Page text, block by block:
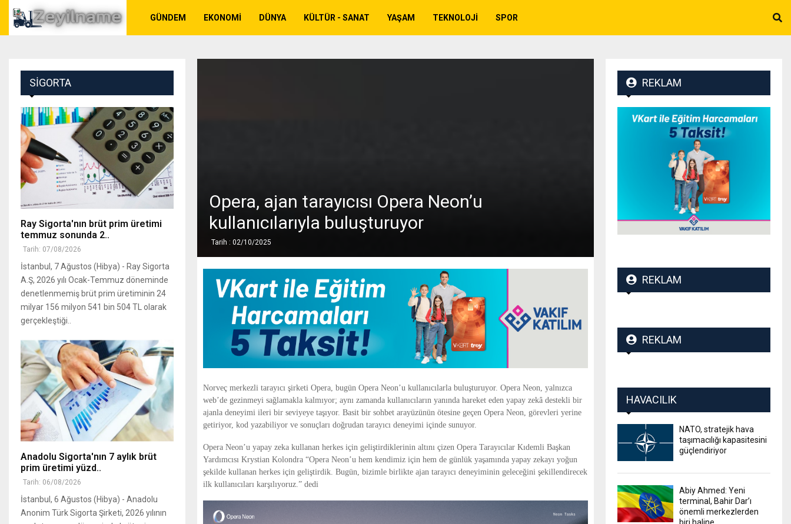
GÜNDEM EKONOMI DÜNYA KÜLTÜR - SANAT YAŞAM TEKNOLOJI SPOR
Opera, ajan tarayıcısı Opera Neon’u
kullanıcılarıyla buluşturuyor
Tarih : 02/10/2025
Norveç merkezli tarayıcı şirketi Opera, bugün Opera Neon’u kullanıcılarla buluşturuyor. Opera Neon, yalnızca
web’de gezinmeyi sağlamakla kalmıyor; aynı zamanda kullanıcıların yanında hareket eden yapay zekâ destekli bir
ajanla deneyimi ileri bir seviyeye taşıyor. Basit bir sohbet arayüzünün ötesine geçen Opera Neon, görevleri yerine
getiriyor, kod yazabiliyor ve sonuçları doğrudan tarayıcı deneyimi içinde sunuyor.
Opera Neon’u yapay zeka kullanan herkes için geliştirdiklerinin altını çizen Opera Tarayıcılar Kıdemli Başkan
Yardımcısı Krystian Kolondra “Opera Neon’u hem kendimiz için hem de günlük yaşamında yapay zekayı yoğun
şekilde kullanan herkes için geliştirdik. Bugün, bizimle birlikte ajan tarayıcı deneyiminin geleceğini şekillendirecek
ilk kullanıcıları karşılıyoruz.” dedi
SIGORTA
Ray Sigorta'nın brüt prim üretimi
temmuz sonunda 2..
Tarih: 07/08/2026
İstanbul, 7 Ağustos (Hibya) - Ray Sigorta
A.Ş, 2026 yılı Ocak-Temmuz döneminde
denetlenmemiş brüt prim üretiminin 24
milyar 156 milyon 541 bin 504 TL olarak
gerçekleştiği..
Anadolu Sigorta'nın 7 aylık brüt
prim üretimi yüzd..
Tarih: 06/08/2026
İstanbul, 6 Ağustos (Hibya) - Anadolu
Anonim Türk Sigorta Şirketi, 2026 yılının
REKLAM
REKLAM
REKLAM
HAVACILIK
NATO, stratejik hava
taşımacılığı kapasitesini
güçlendiriyor
Abiy Ahmed: Yeni
terminal, Bahir Dar’ı
önemli merkezlerden